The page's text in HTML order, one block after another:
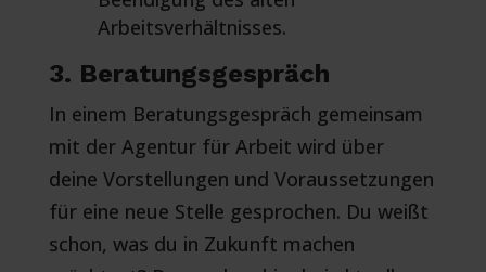
Arbeitsverhältnisses.
3. Beratungsgespräch
In einem Beratungsgespräch gemeinsam
mit der Agentur für Arbeit wird über
deine Vorstellungen und Voraussetzungen
für eine neue Stelle gesprochen. Du weißt
schon, was du in Zukunft machen